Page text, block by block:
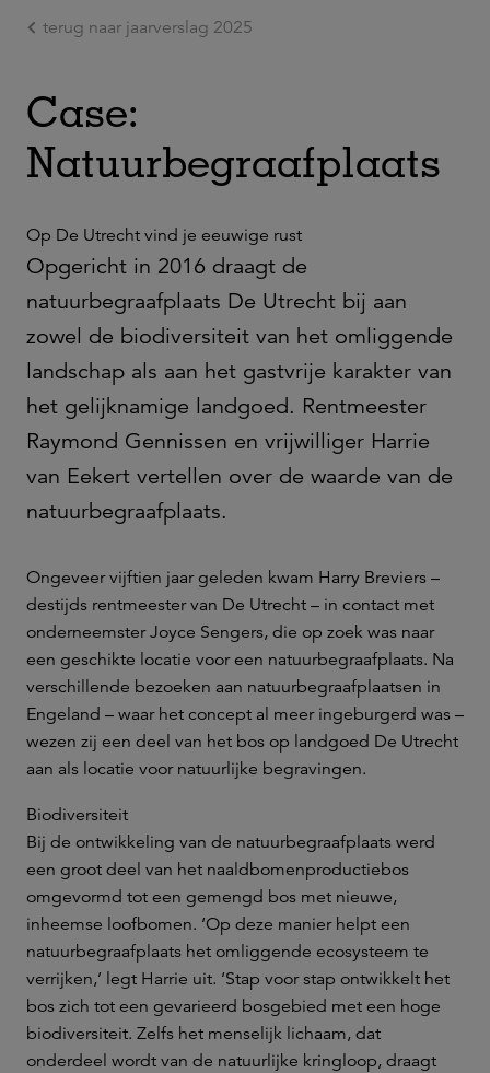
Ga naar de hoofdinhoud
terug naar jaarverslag 2025
Case:
Natuurbegraafplaats
Op De Utrecht vind je eeuwige rust
Opgericht in 2016 draagt de
natuurbegraafplaats De Utrecht bij aan
zowel de biodiversiteit van het omliggende
landschap als aan het gastvrije karakter van
het gelijknamige landgoed. Rentmeester
Raymond Gennissen en vrijwilliger Harrie
van Eekert vertellen over de waarde van de
natuurbegraafplaats.
Ongeveer vijftien jaar geleden kwam Harry Breviers –
destijds rentmeester van De Utrecht – in contact met
onderneemster Joyce Sengers, die op zoek was naar
een geschikte locatie voor een natuurbegraafplaats. Na
verschillende bezoeken aan natuurbegraafplaatsen in
Engeland – waar het concept al meer ingeburgerd was –
wezen zij een deel van het bos op landgoed De Utrecht
aan als locatie voor natuurlijke begravingen.
Biodiversiteit
Bij de ontwikkeling van de natuurbegraafplaats werd
een groot deel van het naaldbomenproductiebos
omgevormd tot een gemengd bos met nieuwe,
inheemse loofbomen. ‘Op deze manier helpt een
natuurbegraafplaats het omliggende ecosysteem te
verrijken,’ legt Harrie uit. ‘Stap voor stap ontwikkelt het
bos zich tot een gevarieerd bosgebied met een hoge
biodiversiteit. Zelfs het menselijk lichaam, dat
onderdeel wordt van de natuurlijke kringloop, draagt